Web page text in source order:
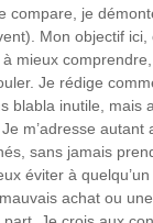
compare, je
Mon objectif ici,
mieux
Je rédige
blabla inutile, mais
m’adresse autant
sans jamais
éviter à
achat ou une